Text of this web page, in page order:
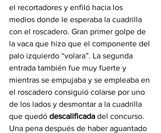
el recortadores y enfiló hacia los
medios donde le esperaba la cuadrilla
con el roscadero. Gran primer golpe de
la vaca que hizo que el componente del
palo izquierdo “volara”. La segunda
entrada también fue muy fuerte y
mientras se empujaba y se empleaba en
el roscadero consiguió colarse por uno
de los lados y desmontar a la cuadrilla
que quedó descalificada del concurso.
Una pena después de haber aguantado